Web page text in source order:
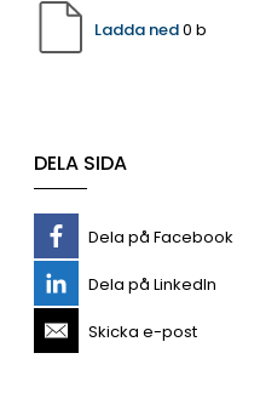
Ladda ned0 b
DELA SIDA
Dela på Facebook
Dela på LinkedIn
Skicka e-post